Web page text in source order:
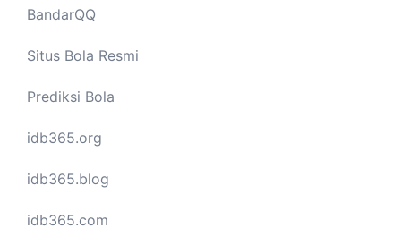
BandarQQ
Situs Bola Resmi
Prediksi Bola
idb365.org
idb365.blog
idb365.com